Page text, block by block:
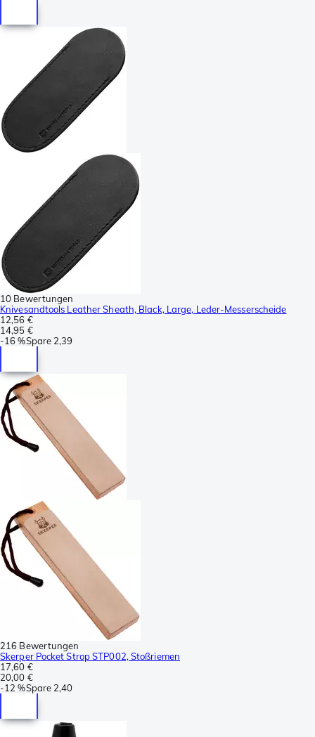
10 Bewertungen
Knivesandtools Leather Sheath, Black, Large, Leder-Messerscheide
12,56 €
14,95 €
-16 %Spare 2,39
216 Bewertungen
Skerper Pocket Strop STP002, Stoßriemen
17,60 €
20,00 €
-12 %Spare 2,40